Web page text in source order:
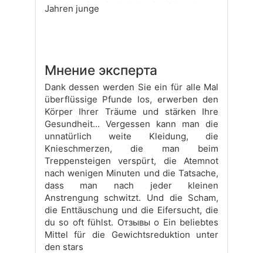
Jahren junge
Мнение эксперта
Dank dessen werden Sie ein für alle Mal
überflüssige Pfunde los, erwerben den
Körper Ihrer Träume und stärken Ihre
Gesundheit... Vergessen kann man die
unnatürlich weite Kleidung, die
Knieschmerzen, die man beim
Treppensteigen verspürt, die Atemnot
nach wenigen Minuten und die Tatsache,
dass man nach jeder kleinen
Anstrengung schwitzt. Und die Scham,
die Enttäuschung und die Eifersucht, die
du so oft fühlst. Отзывы о Ein beliebtes
Mittel für die Gewichtsreduktion unter
den stars